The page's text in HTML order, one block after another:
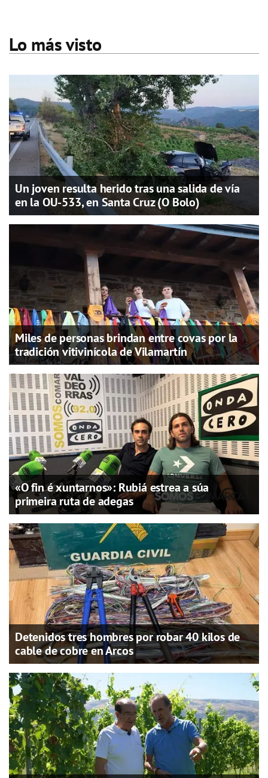
Lo más visto
Un joven resulta herido tras una salida de vía
en la OU-533, en Santa Cruz (O Bolo)
Miles de personas brindan entre covas por la
tradición vitivinícola de Vilamartín
«O fin é xuntarnos»: Rubiá estrea a súa
primeira ruta de adegas
Detenidos tres hombres por robar 40 kilos de
cable de cobre en Arcos